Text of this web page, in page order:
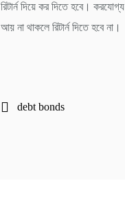
রিটার্ন দিয়ে কর দিতে হবে। করযোগ্য
আয় না থাকলে রিটার্ন দিতে হবে না।
debt bonds